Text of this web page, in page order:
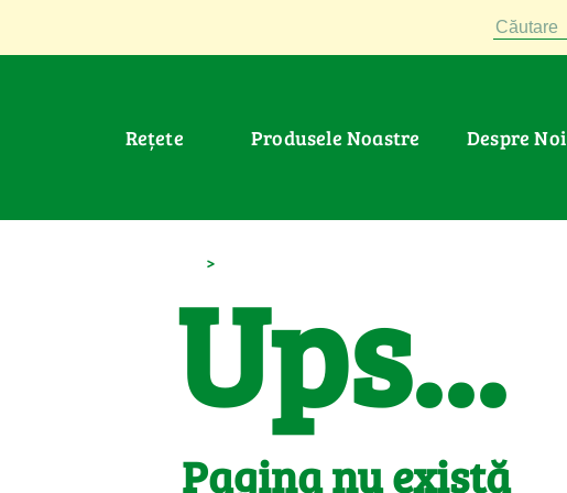
Căutare
Rețete Produsele Noastre Despre Noi
>
Ups...
Pagina nu există